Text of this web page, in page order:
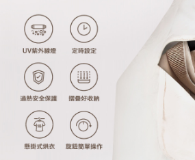
4.訂單成立30分鐘內，如未前往確認交易或遇審
消。如遇「轉專審核」未通過狀況，表示未達大
法說明評估內容。
【繳款方式說明】
1.分期款項不併入電信帳單，「大哥付你分期」
醒簡訊。
2.透過簡訊連結打開帳單後，可選擇「超商條碼
帳／街口支付／iPASS MONEY」等通路繳費。
【注意事項】
1.本服務係由「台灣大哥大股份有限公司」（以
用戶於交易時，得透過本服務購買商品或服務，
買賣價金債權讓與本公司後，依約使用本公司帳
１．簡單：不需註冊會員、不需綁卡、不需儲值。
２．便利：只要手機號碼，簡訊認證，即可結帳。
３．安心：先確認商品／服務後，再付款。
【「AFTEE先享後付」結帳流程】
１．於結帳方式選擇「AFTEE先享後付」後，將
結帳頁面，進行簡訊認證並確認金額後，即可完
２．訂單成立數日內，您將收到繳費通知簡訊。
３．收到繳費通知簡訊後14天內，點擊此簡訊中
ATM／網路銀行／等多元方式進行付款，方視為
※ 請注意：結帳手續完成當下不需立刻繳費，但
購買商品的店家。未經商家同意取消之訂單仍視
運送方式
免運優惠
免運費